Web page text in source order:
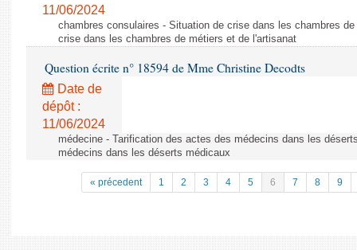
11/06/2024
chambres consulaires - Situation de crise dans les chambres
crise dans les chambres de métiers et de l'artisanat
Question écrite n° 18594 de Mme Christine Decodts
Date de
dépôt :
11/06/2024
médecine - Tarification des actes des médecins dans les
médecins dans les déserts médicaux
« précedent 1 2 3 4 5 6 7 8 9